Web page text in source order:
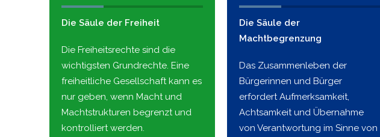
Die Säule der Freiheit
Die Freiheitsrechte sind die
wichtigsten Grundrechte. Eine
freiheitliche Gesellschaft kann es
nur geben, wenn Macht und
Machtstrukturen begrenzt und
kontrolliert werden.
Die Säule der
Machtbegrenzung
Das Zusammenleben der
Bürgerinnen und Bürger
erfordert Aufmerksamkeit,
Achtsamkeit und Übernahme
von Verantwortung im Sinne von